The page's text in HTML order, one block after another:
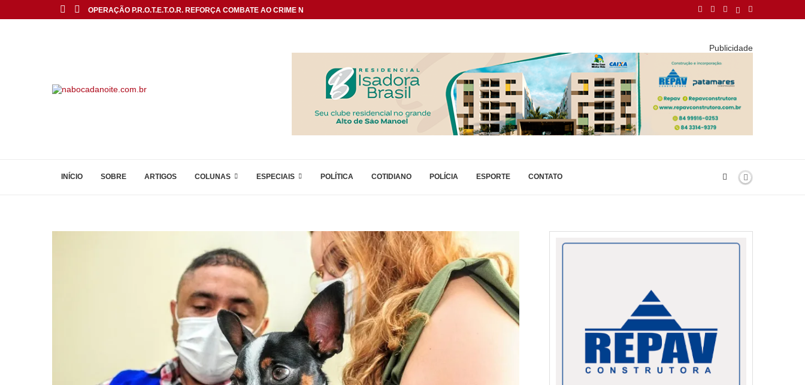
OPERAÇÃO P.R.O.T.E.T.O.R. REFORÇA COMBATE AO CRIME NAS DIVISAS...
Publicidade
INÍCIO SOBRE ARTIGOS COLUNAS ESPECIAIS POLÍTICA COTIDIANO POLÍCIA ESPORTE CONTATO